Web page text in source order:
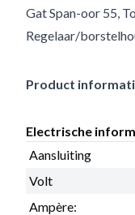
Gat Span-oor 55,
Regelaar/
Product
Electrische
Aansluiting
Volt
Ampère: